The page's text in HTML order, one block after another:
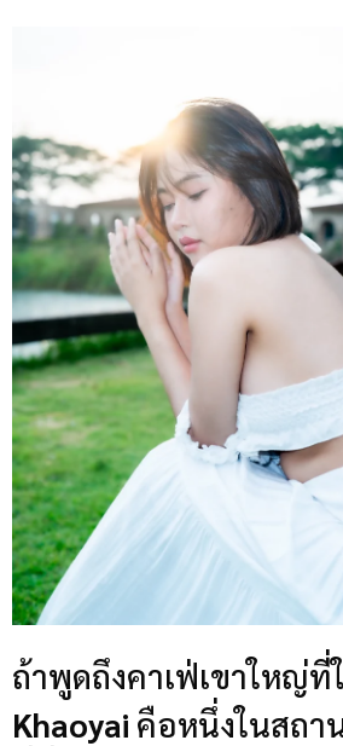
ถ้าพูดถึงคาเฟ่เขาใหญ่ที่
Khaoyai คือหนึ่งในสถา